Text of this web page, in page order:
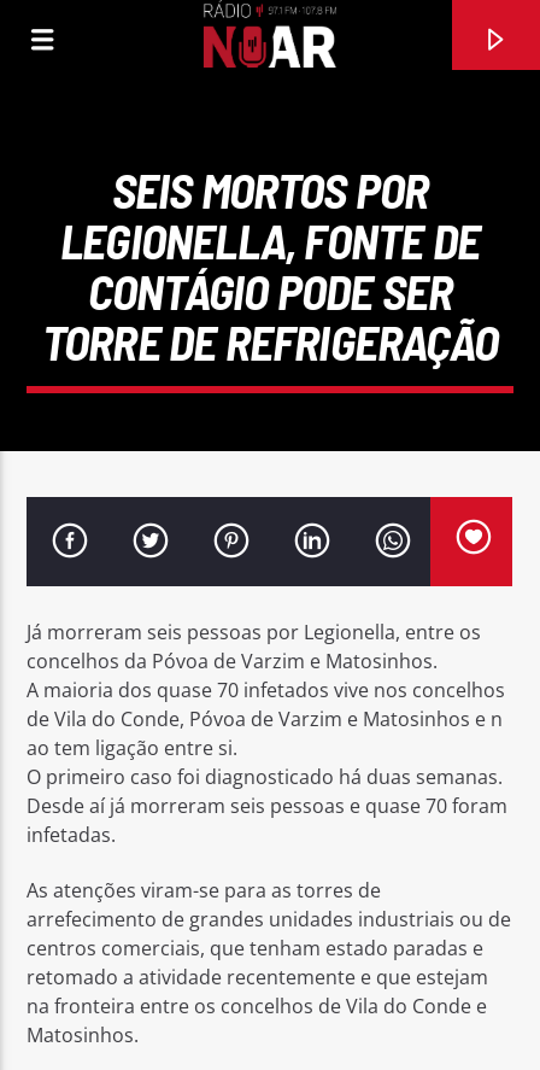
FAIXA ATUAL
VITAMINA D (FEAT JOSÉ MALHOA)
SONS DO MINHO
Rádio No ar
SEIS MORTOS POR
LEGIONELLA, FONTE DE
CONTÁGIO PODE SER
TORRE DE REFRIGERAÇÃO
Já morreram seis pessoas por Legionella, entre os
concelhos da Póvoa de Varzim e Matosinhos.
A maioria dos quase 70 infetados vive nos concelhos
de Vila do Conde, Póvoa de Varzim e Matosinhos e n
ao tem ligação entre si.
O primeiro caso foi diagnosticado há duas semanas.
Desde aí já morreram seis pessoas e quase 70 foram
infetadas.
As atenções viram-se para as torres de
arrefecimento de grandes unidades industriais ou de
centros comerciais, que tenham estado paradas e
retomado a atividade recentemente e que estejam
na fronteira entre os concelhos de Vila do Conde e
Matosinhos.